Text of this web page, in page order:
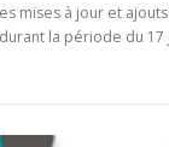
mises à jour et
la période du 17